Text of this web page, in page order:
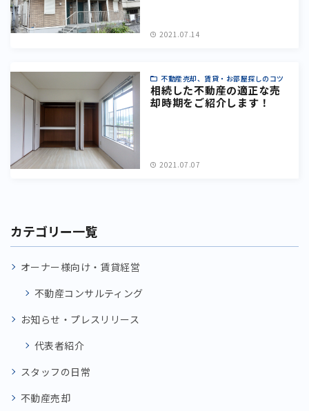
2021.07.14
不動産売却、賃貸・お部屋探しのコツ
相続した不動産の適正な売
却時期をご紹介します！
2021.07.07
カテゴリー一覧
オーナー様向け・賃貸経営
不動産コンサルティング
お知らせ・プレスリリース
代表者紹介
スタッフの日常
不動産売却